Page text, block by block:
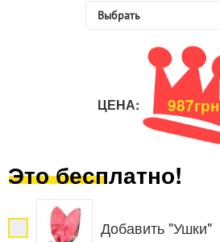
ЦЕНА: 987грн
Это бесплатно!
Добавить "Ушки"